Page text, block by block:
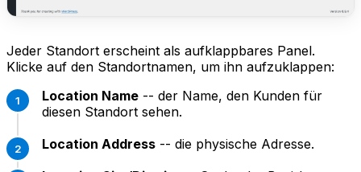
Jeder Standort erscheint als aufklappbares Panel.
Klicke auf den Standortnamen, um ihn aufzuklappen:
Location Name -- der Name, den Kunden für
diesen Standort sehen.
Location Address -- die physische Adresse.